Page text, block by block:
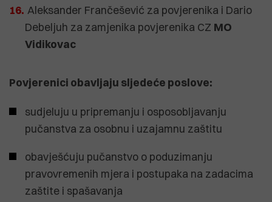
Aleksander Frančešević za povjerenika i Dario
Debeljuh za zamjenika povjerenika CZ MO
Vidikovac
Povjerenici obavljaju sljedeće poslove:
sudjeluju u pripremanju i osposobljavanju
pučanstva za osobnu i uzajamnu zaštitu
obavješćuju pučanstvo o poduzimanju
pravovremenih mjera i postupaka na zadacima
zaštite i spašavanja